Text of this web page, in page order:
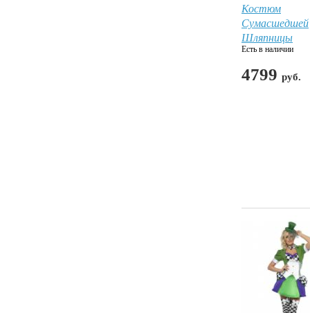
Костюм
Сумасшедшей
Шляпницы
Есть в наличии
4799 руб.